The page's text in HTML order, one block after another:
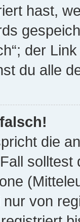
hast,
der
du alle
die
solltest
von